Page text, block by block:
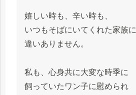
嬉しい時も、辛い時も、
いつもそばにいてくれた家族に
違いありません。
私も、心身共に大変な時季に
飼っていたワン子に慰められ